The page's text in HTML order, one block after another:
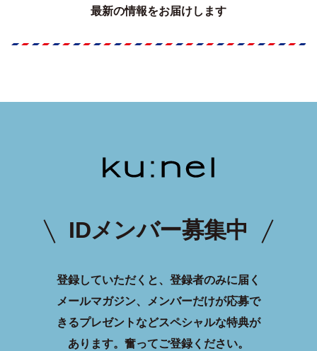
最新の情報をお届けします
IDメンバー募集中
登録していただくと、登録者のみに届く
メールマガジン、メンバーだけが応募で
きるプレゼントなどスペシャルな特典が
あります。 奮ってご登録ください。